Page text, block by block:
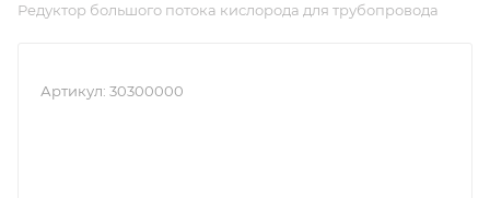
Редуктор большого потока кислорода для трубопровода
Артикул: 30300000